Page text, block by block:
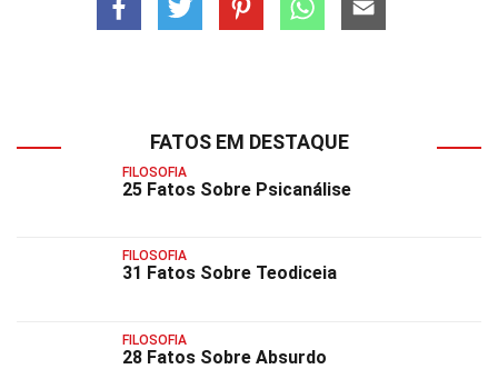
FATOS EM DESTAQUE
FILOSOFIA
25 Fatos Sobre Psicanálise
FILOSOFIA
31 Fatos Sobre Teodiceia
FILOSOFIA
28 Fatos Sobre Absurdo